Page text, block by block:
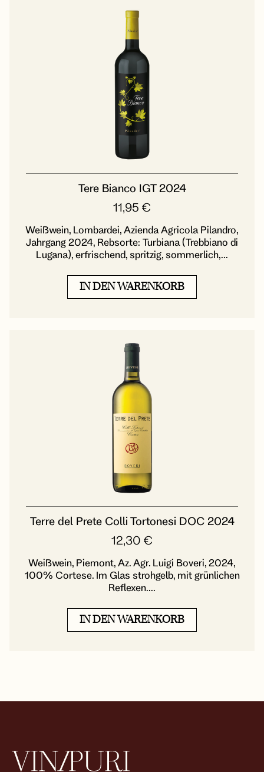
Tere Bianco IGT 2024
11,95 €
Weißwein, Lombardei, Azienda Agricola Pilandro,
Jahrgang 2024, Rebsorte: Turbiana (Trebbiano di
Lugana), erfrischend, spritzig, sommerlich,...
IN DEN WARENKORB
Terre del Prete Colli Tortonesi DOC 2024
12,30 €
Weißwein, Piemont, Az. Agr. Luigi Boveri, 2024,
100% Cortese. Im Glas strohgelb, mit grünlichen
Reflexen....
IN DEN WARENKORB